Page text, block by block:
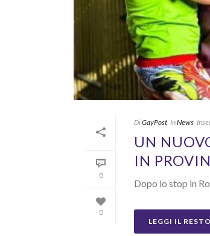
0
0
DiGayPost InNews
UN
IN
Dopo lo stop in
LEGGI IL RESTO